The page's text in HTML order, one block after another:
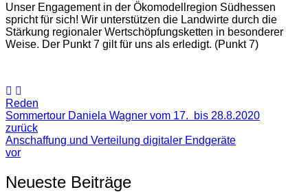
Unser Engagement in der Ökomodellregion Südhessen
spricht für sich! Wir unterstützen die Landwirte durch die
Stärkung regionaler Wertschöpfungsketten in besonderer
Weise. Der Punkt 7 gilt für uns als erledigt. (Punkt 7)
Reden
Sommertour Daniela Wagner vom 17. bis 28.8.2020
zurück
Anschaffung und Verteilung digitaler Endgeräte
vor
Neueste Beiträge